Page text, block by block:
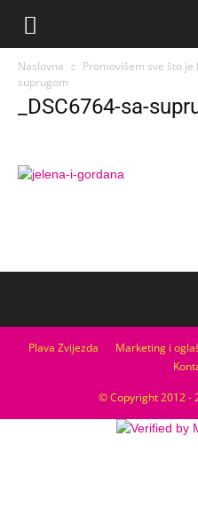
Naslovna Promovišem sve što
suprugom
_DSC6764-sa-
Plava Zvijezda Marketing i
© Copyright 2012 -